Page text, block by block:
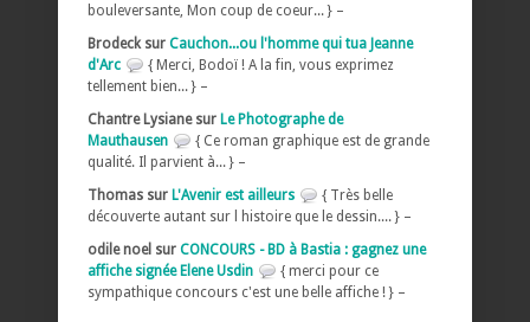
bouleversante, Mon coup de coeur... } –
Brodeck sur Cauchon...ou l'homme qui tua Jeanne
d'Arc
{ Merci, Bodoï ! A la fin, vous exprimez
tellement bien... } –
Chantre Lysiane sur Le Photographe de
Mauthausen
{ Ce roman graphique est de grande
qualité. Il parvient à... } –
Thomas sur L'Avenir est ailleurs
{ Très belle
découverte autant sur l histoire que le dessin.... } –
odile noel sur CONCOURS - BD à Bastia : gagnez une
affiche signée Elene Usdin
{ merci pour ce
sympathique concours c'est une belle affiche ! } –